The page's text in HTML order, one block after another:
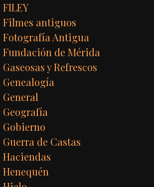
FILEY
Filmes antiguos
Fotografía Antigua
Fundación de Mérida
Gaseosas y Refrescos
Genealogía
General
Geografía
Gobierno
Guerra de Castas
Haciendas
Henequén